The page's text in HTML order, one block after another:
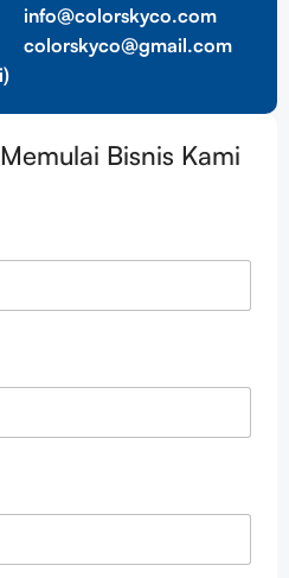
info@colorskyco.com
colorskyco@gmail.com
Bisnis Kami